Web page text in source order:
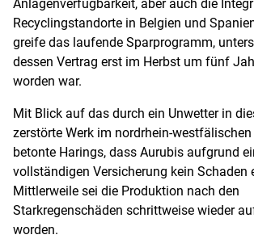
Anlagenverfügbarkeit, aber auch die
Recyclingstandorte in Belgien und
greife das laufende Sparprogramm,
dessen Vertrag erst im Herbst um fünf
worden war.
Mit Blick auf das durch ein Unwetter in
zerstörte Werk im nordrhein-
betonte Harings, dass Aurubis aufgrund
vollständigen Versicherung kein Schaden
Mittlerweile sei die Produktion nach den
Starkregenschäden schrittweise wieder
worden.